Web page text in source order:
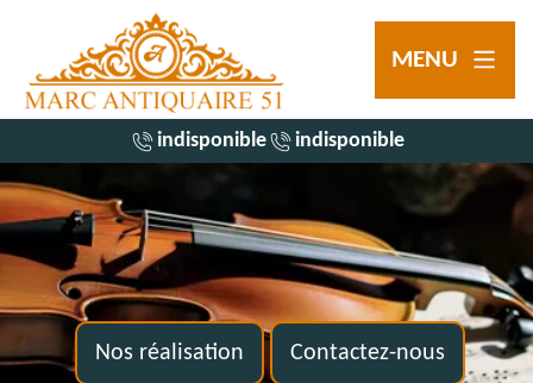
MENU
indisponible indisponible
Nos réalisation Contactez-nous